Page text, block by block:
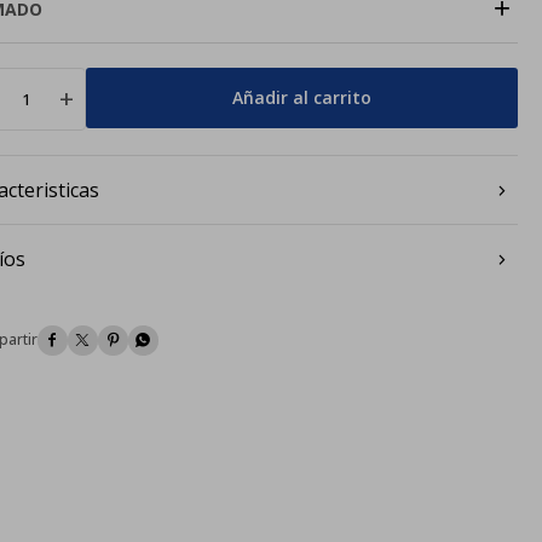
+
add Añadir al carrito
   